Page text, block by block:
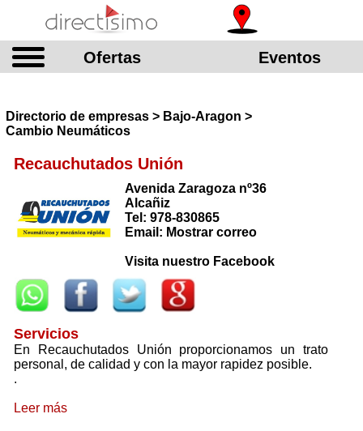
Ofertas Eventos
Directorio de empresas > Bajo-Aragon >
Cambio Neumáticos
Recauchutados Unión
Avenida Zaragoza nº36
Alcañiz
Tel: 978-830865
Email: Mostrar correo
Visita nuestro Facebook
Servicios
En Recauchutados Unión proporcionamos un trato
personal, de calidad y con la mayor rapidez posible.
.
Leer más